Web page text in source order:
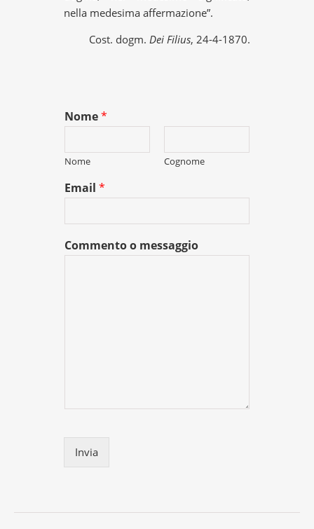
nella medesima affermazione”.
Cost. dogm. Dei Filius, 24-4-1870.
Nome*
Nome Cognome
Email*
Commento o messaggio
Invia